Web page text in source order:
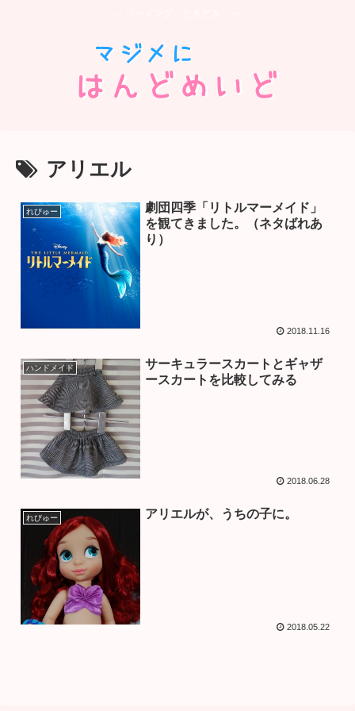
アリエル
れびゅー
劇団四季「リトルマーメイド」
を観てきました。（ネタばれあ
り）
2018.11.16
ハンドメイド
サーキュラースカートとギャザ
ースカートを比較してみる
2018.06.28
れびゅー アリエルが、うちの子に。
2018.05.22